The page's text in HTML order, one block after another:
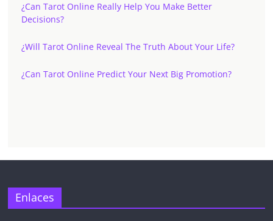
¿Can Tarot Online Really Help You Make Better
Decisions?
¿Will Tarot Online Reveal The Truth About Your Life?
¿Can Tarot Online Predict Your Next Big Promotion?
Enlaces